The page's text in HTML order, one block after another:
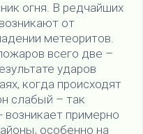
огня. В редчайших
от
метеоритов.
всего две –
ударов
когда происходят
слабый – так
возникает примерно
особенно на